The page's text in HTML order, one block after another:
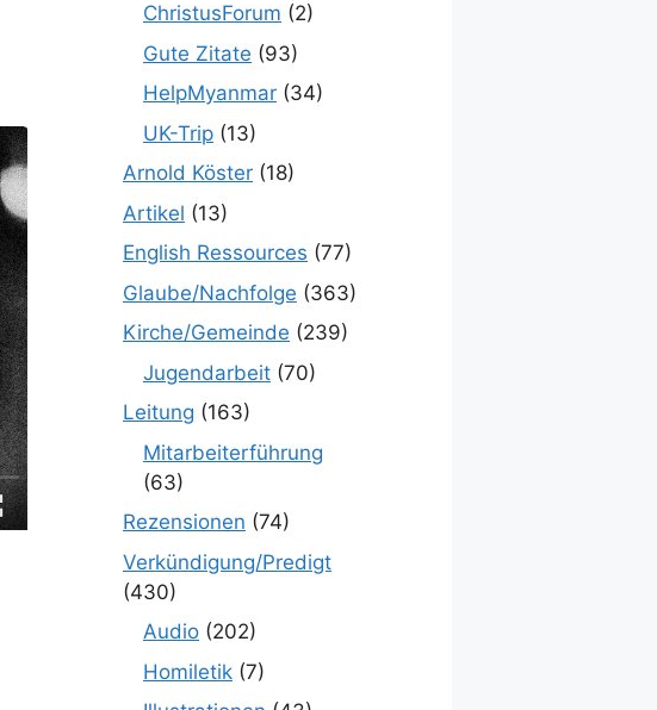
ChristusForum (2)
Gute Zitate (93)
HelpMyanmar (34)
UK-Trip (13)
Arnold Köster (18)
Artikel (13)
English Ressources (77)
Glaube/Nachfolge (363)
Kirche/Gemeinde (239)
Jugendarbeit (70)
Leitung (163)
Mitarbeiterführung
(63)
Rezensionen (74)
Verkündigung/Predigt
(430)
Audio (202)
Homiletik (7)